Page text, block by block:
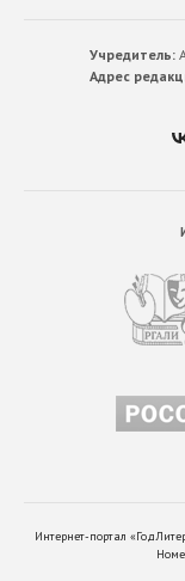
Учредитель:
Адрес
Интернет-портал